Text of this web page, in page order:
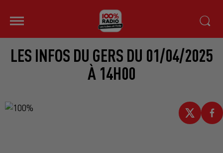
LES INFOS DU GERS DU 01/04/2025
À 14H00